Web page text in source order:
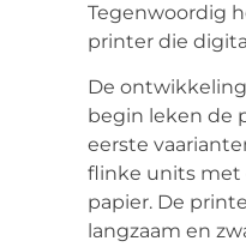
Tegenwoordig
printer die
De
begin leken de
eerste
flinke units met
papier. De
langzaam en